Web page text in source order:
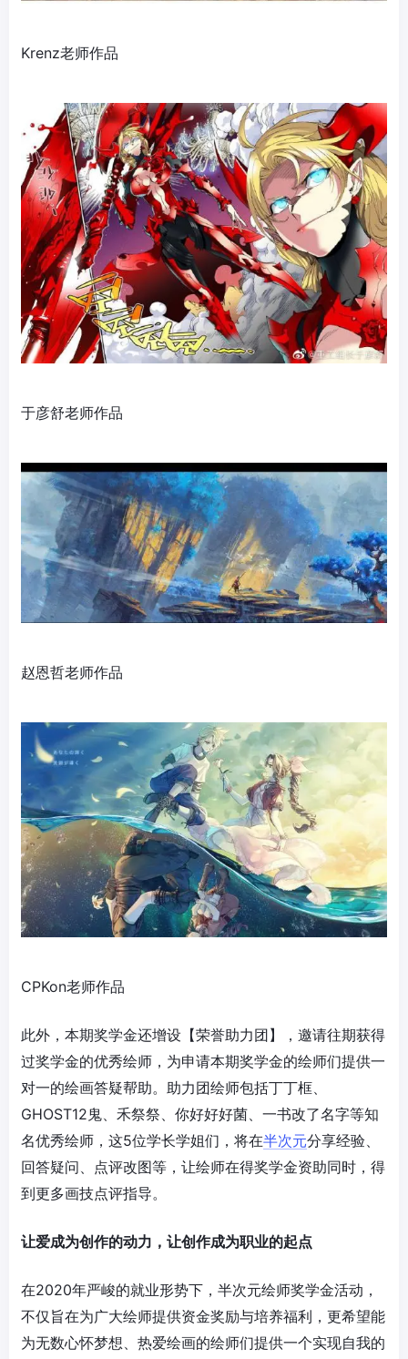
Krenz老师作品
于彦舒老师作品
赵恩哲老师作品
CPKon老师作品
此外，本期奖学金还增设【荣誉助力团】，邀请往期获得
过奖学金的优秀绘师，为申请本期奖学金的绘师们提供一
对一的绘画答疑帮助。助力团绘师包括丁丁框、
GHOST12鬼、禾祭祭、你好好好菌、一书改了名字等知
名优秀绘师，这5位学长学姐们，将在半次元分享经验、
回答疑问、点评改图等，让绘师在得奖学金资助同时，得
到更多画技点评指导。
让爱成为创作的动力，让创作成为职业的起点
在2020年严峻的就业形势下，半次元绘师奖学金活动，
不仅旨在为广大绘师提供资金奖励与培养福利，更希望能
为无数心怀梦想、热爱绘画的绘师们提供一个实现自我的